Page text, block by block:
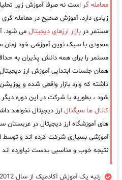
معامله گر است نه صرفا آموزش زیرا
زیادی دارد. آموزش صحیح در معامله
مستمر در بازار ارزهای دیجیتال می شود.
سعودی با سبک نوین آموزشی خود زمان
مستمر را برای همه دانش پذیران به
همان جلسات ابتدایی آموزش ارز
داشته که وارد بازار واقعی شده و
شود ، بطوریه با شرکت در این دوره
کانال ها سیگنال ارز دیجیتال نخواهد
های آموزشگاه ارز دیجیتال در عربستان
آموزشی بسیاری شرکت کرده اند و توسط
نتیجه خوب و مناسبی بدست نیاورده
رتبه یک آموزش آکادمیک از سال 2012